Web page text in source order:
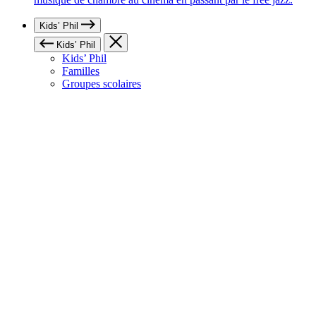
Kids’ Phil
Kids’ Phil
Kids’ Phil
Familles
Groupes scolaires